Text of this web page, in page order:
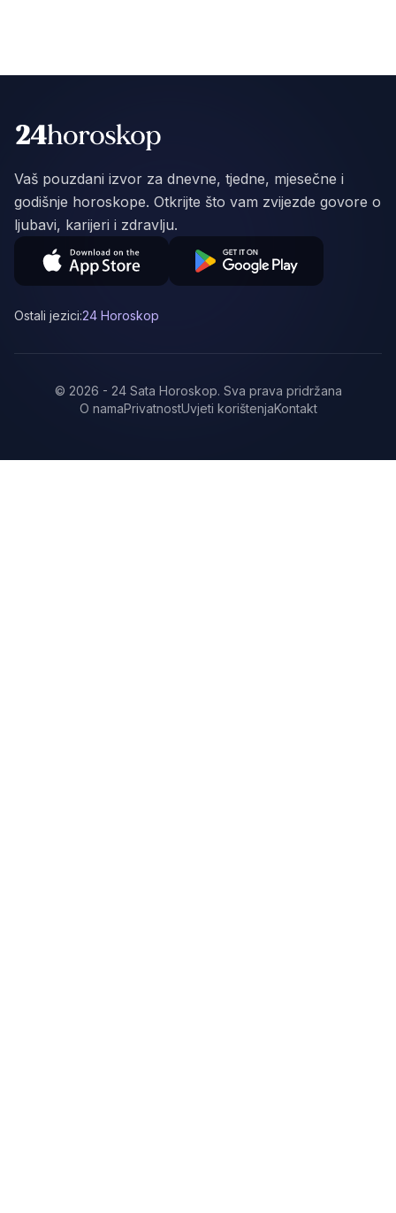
Vaš pouzdani izvor za dnevne, tjedne, mjesečne i
godišnje horoskope. Otkrijte što vam zvijezde govore o
ljubavi, karijeri i zdravlju.
Ostali jezici:24 Horoskop
© 2026 - 24 Sata Horoskop. Sva prava pridržana
O namaPrivatnostUvjeti korištenjaKontakt